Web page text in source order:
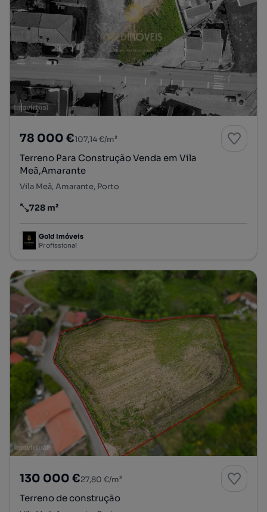
78 000 €107,14 €/m²
Terreno Para Construção Venda em Vila
Meã,Amarante
Vila Meã, Amarante, Porto
Preço por metro quadrado
728 m²
Gold Imóveis
Profissional
130 000 €27,80 €/m²
Terreno de construção